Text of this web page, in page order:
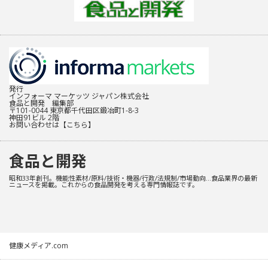
発行
インフォーマ マーケッツ ジャパン株式会社
食品と開発 編集部
〒101-0044 東京都千代田区鍛冶町1-8-3
神田91ビル 2階
お問い合わせは 【こちら】
食品と開発
昭和33年創刊。機能性素材/原料/技術・機器/行政/法規制/市場動向…食品業界の最新
ニュースを掲載。これからの食品開発を考える専門情報誌です。
健康メディア.com